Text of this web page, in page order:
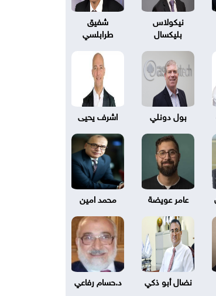
نيكولاس
بليكسال
شفيق
طرابلسي
بول دونلي اشرف يحيى
عامر عويضة محمد امين
نضال أبو ذكي د.حسام رفاعي